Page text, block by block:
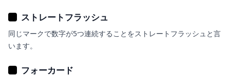
ストレートフラッシュ
同じマークで数字が5つ連続することをストレートフラッシュと言
います。
フォーカード